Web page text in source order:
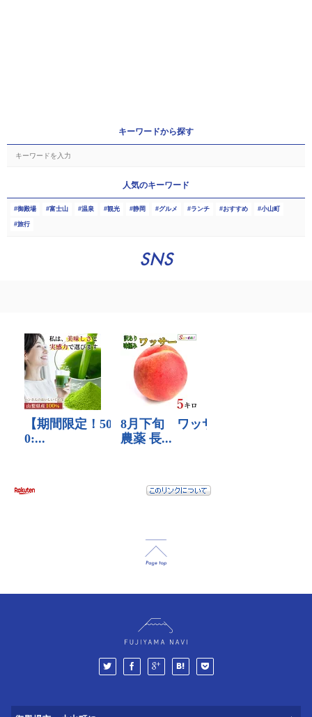
キーワードから探す
人気のキーワード
御殿場 富士山 温泉 観光 静岡 グルメ ランチ おすすめ 小山町
旅行
SNS